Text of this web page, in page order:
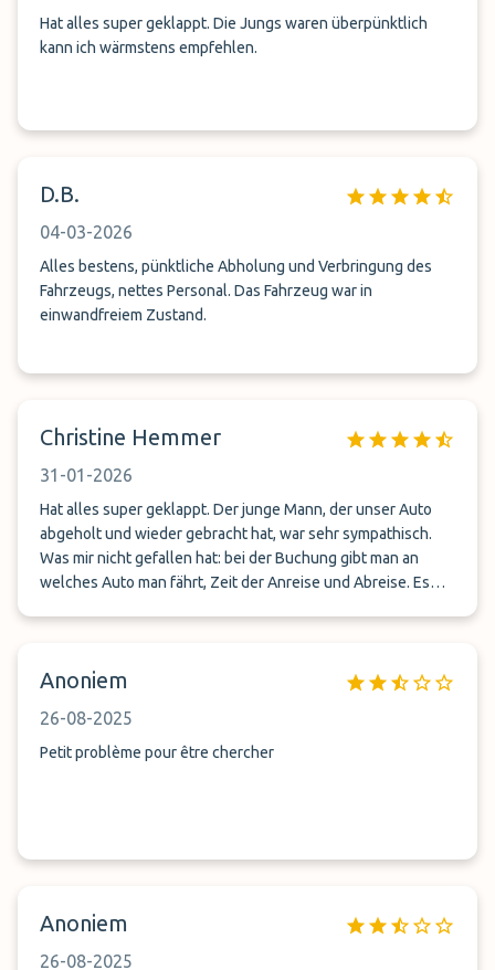
Hat alles super geklappt. Die Jungs waren überpünktlich
kann ich wärmstens empfehlen.
D.B.
04-03-2026
Alles bestens, pünktliche Abholung und Verbringung des
Fahrzeugs, nettes Personal. Das Fahrzeug war in
einwandfreiem Zustand.
Christine Hemmer
31-01-2026
Hat alles super geklappt. Der junge Mann, der unser Auto
abgeholt und wieder gebracht hat, war sehr sympathisch.
Was mir nicht gefallen hat: bei der Buchung gibt man an
welches Auto man fährt, Zeit der Anreise und Abreise. Es
der Hinweis, dass man für Übergröße des Autos und
mehr kostenfrei stornierbar. Es kamen 55€ dazu. Der Preis
ist angemessen. Den hätte ich auch bezahlt, wenn die
Anoniem
26-08-2025
Petit problème pour être chercher
Anoniem
26-08-2025